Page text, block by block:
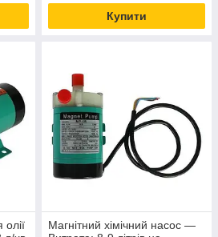
Купити
Магнітний хімічний насос —